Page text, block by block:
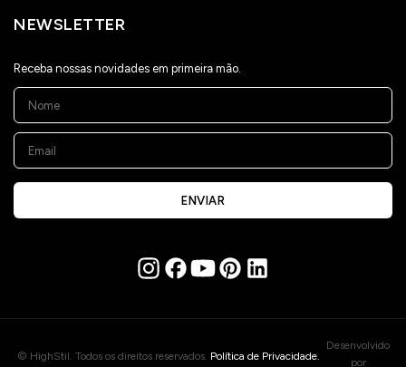
NEWSLETTER
Receba nossas novidades em primeira mão.
ENVIAR
© HighStil. Todos os direitos reservados. Política de Privacidade.
Desenvolvido
por